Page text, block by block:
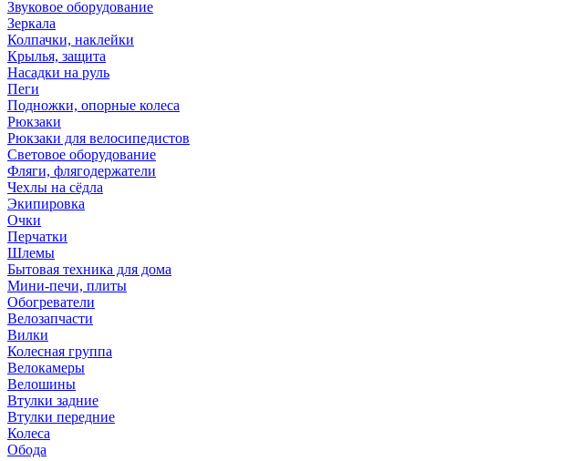
Звуковое оборудование
Зеркала
Колпачки, наклейки
Крылья, защита
Насадки на руль
Пеги
Подножки, опорные колеса
Рюкзаки
Рюкзаки для велосипедистов
Световое оборудование
Фляги, флягодержатели
Чехлы на сёдла
Экипировка
Очки
Перчатки
Шлемы
Бытовая техника для дома
Мини-печи, плиты
Обогреватели
Велозапчасти
Вилки
Колесная группа
Велокамеры
Велошины
Втулки задние
Втулки передние
Колеса
Обода